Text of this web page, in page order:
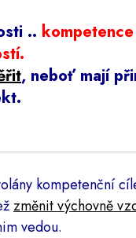
..
, neboť mají
kompetenční
změnit výchovně
vedou.